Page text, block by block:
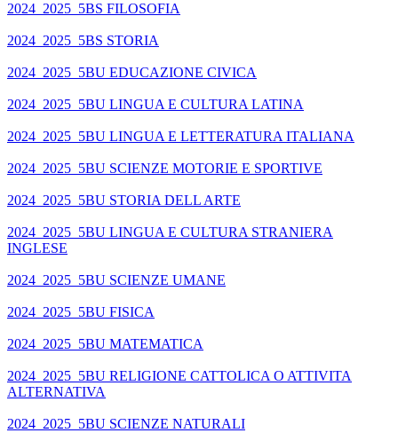
2024_2025_5BS FILOSOFIA
2024_2025_5BS STORIA
2024_2025_5BU EDUCAZIONE CIVICA
2024_2025_5BU LINGUA E CULTURA LATINA
2024_2025_5BU LINGUA E LETTERATURA ITALIANA
2024_2025_5BU SCIENZE MOTORIE E SPORTIVE
2024_2025_5BU STORIA DELL ARTE
2024_2025_5BU LINGUA E CULTURA STRANIERA
INGLESE
2024_2025_5BU SCIENZE UMANE
2024_2025_5BU FISICA
2024_2025_5BU MATEMATICA
2024_2025_5BU RELIGIONE CATTOLICA O ATTIVITA
ALTERNATIVA
2024_2025_5BU SCIENZE NATURALI